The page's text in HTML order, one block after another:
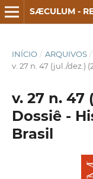
SÆCULUM -
INÍCIO / ARQUIVOS /
v. 27 n. 47 (jul./dez.)
v. 27 n. 47
Dossiê -
Brasil